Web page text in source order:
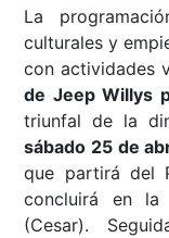
La
culturales y
con actividades
de Jeep Willys
triunfal de la
sábado 25 de
que partirá del
concluirá en la
(Cesar).